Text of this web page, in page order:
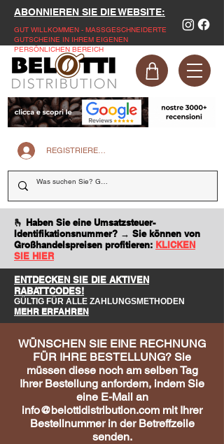
ABONNIEREN SIE DIE WEBSITE:
GUT WILLKOMMEN - MASSGESCHNEIDERTE
GUTSCHEINE IN IHREM EIGENEN
PERSÖNLICHEN BEREICH
REGISTRIEREN SIE SICH AUF DER WEBSITE
🫰 Haben Sie eine Umsatzsteuer-
Identifikationsnummer? → Sie können von
Großhandelspreisen profitieren: KLICKEN
SIE HIER
ENTDECKEN SIE DIE AKTIVEN
RABATTCODES!
GÜLTIG FÜR ALLE ZAHLUNGSMETHODEN
MEHR ERFAHREN
WÜNSCHEN SIE EINE RECHNUNG
FÜR IHRE BESTELLUNG? Sie
müssen diese noch am selben Tag
Ihrer Bestellung anfordern, indem Sie
eine E-Mail an
info@belottidistribution.com mit Ihrer
Bestellnummer in der Betreffzeile
senden.